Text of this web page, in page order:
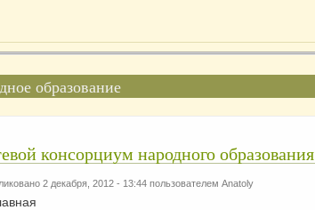
образование
консорциум народного образования
2 декабря, 2012 - 13:44 пользователем Anatoly